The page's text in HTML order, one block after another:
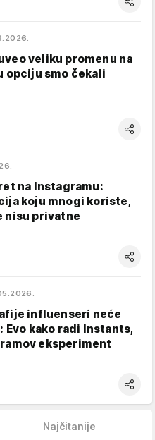
veliku promenu na
opciju smo čekali
na Instagramu:
koju mnogi koriste,
nisu privatne
influenseri neće
kako radi Instants,
eksperiment
Najčitanije